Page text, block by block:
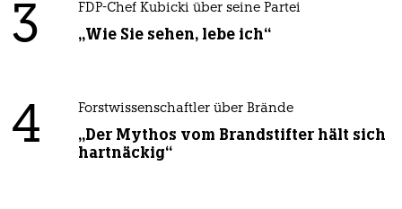
3 FDP-Chef Kubicki über seine Partei
„Wie Sie sehen, lebe ich“
4 Forstwissenschaftler über Brände
„Der Mythos vom Brandstifter hält sich
hartnäckig“